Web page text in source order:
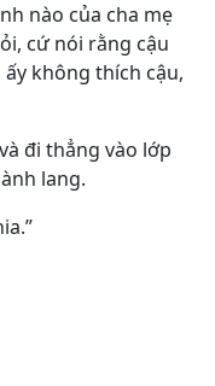
nào của cha mẹ
cứ nói rằng cậu
không thích cậu,
đi thẳng vào lớp
lang.